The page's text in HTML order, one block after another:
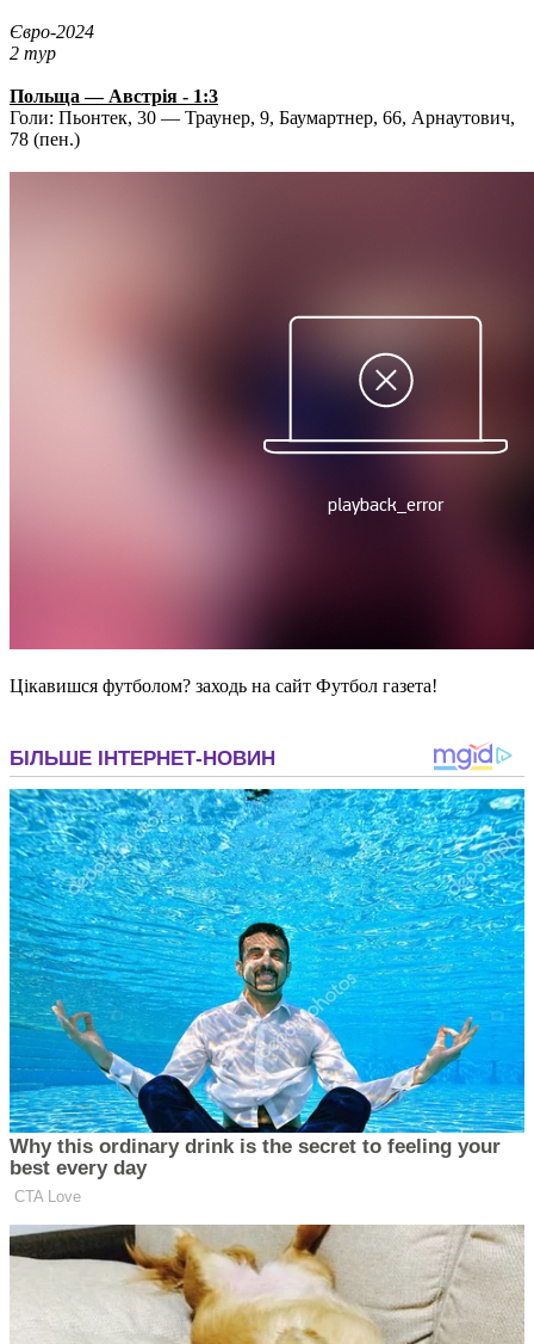
Євро-2024
2 тур
Польща — Австрія - 1:3
Голи: Пьонтек, 30 — Траунер, 9, Баумартнер, 66, Арнаутович,
78 (пен.)
Цікавишся футболом? заходь на сайт Футбол газета!